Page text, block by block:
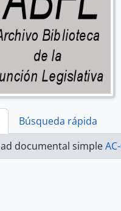
Búsqueda rápida
documental simpleAC-07-08-106 -